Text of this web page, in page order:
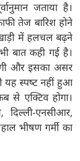
जताया है।
तेज बारिश होने
में हलचल बढ़ने
बात कही गई है।
और इसका असर
यह स्‍पष्‍ट नहीं हुआ
से एक्टिव होगा।
दिल्‍ली-एनसीआर,
भीषण गर्मी का